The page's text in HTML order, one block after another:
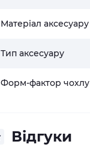
Матеріал аксесуару
Тип аксесуару
Форм-фактор чохлу
Відгуки